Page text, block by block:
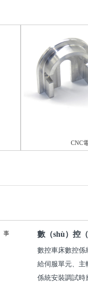
CNC電腦
數（shù）控
數控車床數控係
給伺服單元、主
係統安裝調試時